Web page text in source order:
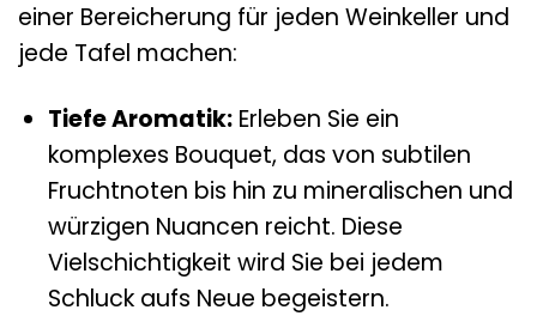
einer Bereicherung für jeden Weinkeller und
jede Tafel machen:
Tiefe Aromatik:Erleben Sie ein
komplexes Bouquet, das von subtilen
Fruchtnoten bis hin zu mineralischen und
würzigen Nuancen reicht. Diese
Vielschichtigkeit wird Sie bei jedem
Schluck aufs Neue begeistern.